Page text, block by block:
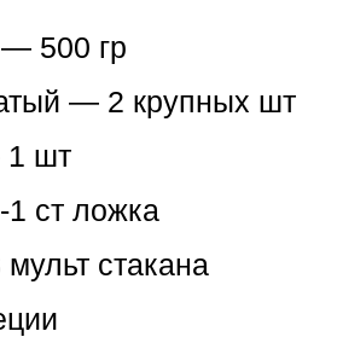
500 гр
— 2 крупных шт
1 шт
ст ложка
стакана